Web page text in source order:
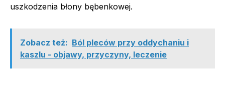
uszkodzenia błony bębenkowej.
Zobacz też: Ból pleców przy oddychaniu i
kaszlu - objawy, przyczyny, leczenie